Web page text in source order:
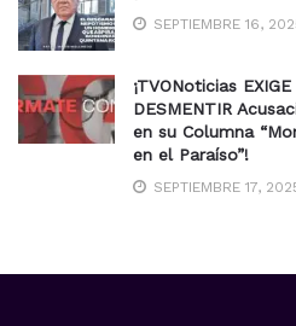
SEPTIEMBRE 16,
¡TVONoticias
DESMENTIR
en su Columna
en el Paraíso”!
SEPTIEMBRE 17,